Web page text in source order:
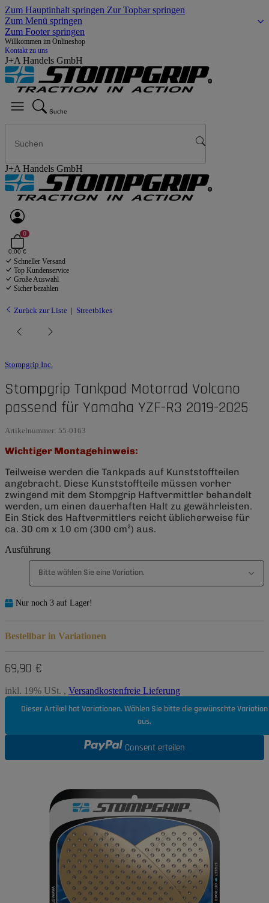
Zum Hauptinhalt springen Zur Topbar springen
Zum Menü springen
Zum Footer springen
Willkommen im Onlineshop
Kontakt zu uns
J+A Handels GmbH
Suche
J+A Handels GmbH
0
0,00 €
Schneller Versand
Top Kundenservice
Große Auswahl
Sicher bezahlen
Zurück zur Liste Streetbikes
Stompgrip Inc.
Stompgrip Tankpad Motorrad Volcano
passend für Yamaha YZF-R3 2019-2025
Artikelnummer: 55-0163
Wichtiger Montagehinweis:
Teilweise werden die Tankpads auf Kunststoffteilen
angebracht. Diese Kunststoffteile müssen vorher
zwingend mit dem Stompgrip Haftvermittler behandelt
werden, um einen dauerhaften Halt zu gewährleisten.
Ein Stick des Haftvermittlers reicht üblicherweise für
ca. 30 cm x 10 cm (300 cm²) aus.
Ausführung
Bitte wählen Sie eine Variation.
Nur noch 3 auf Lager!
Bestellbar in Variationen
69,90 €
inkl. 19% USt. , Versandkostenfreie Lieferung
Dieser Artikel hat Variationen. Wählen Sie bitte die gewünschte Variation
aus.
Consent erteilen